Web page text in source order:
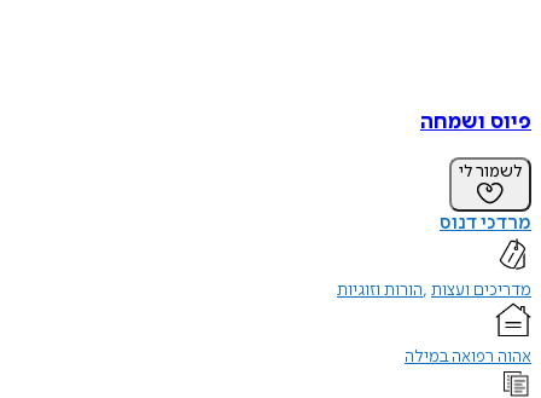
פיוס ושמחה
לשמור לי
מרדכי דנוס
מדריכים ועצות הורות וזוגיות
אהוה רפואה במילה